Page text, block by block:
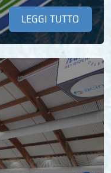
LEGGI TUTTO